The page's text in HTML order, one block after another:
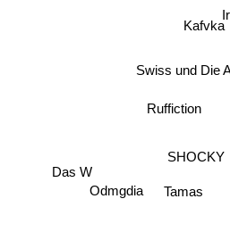
Swiss und Die
SHOCKY
Kafvka
Ruffiction
Tamas
Odmgdia
Das W